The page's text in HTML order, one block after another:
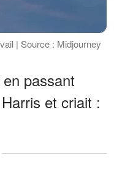
| Source : Midjourney
passant
et criait :